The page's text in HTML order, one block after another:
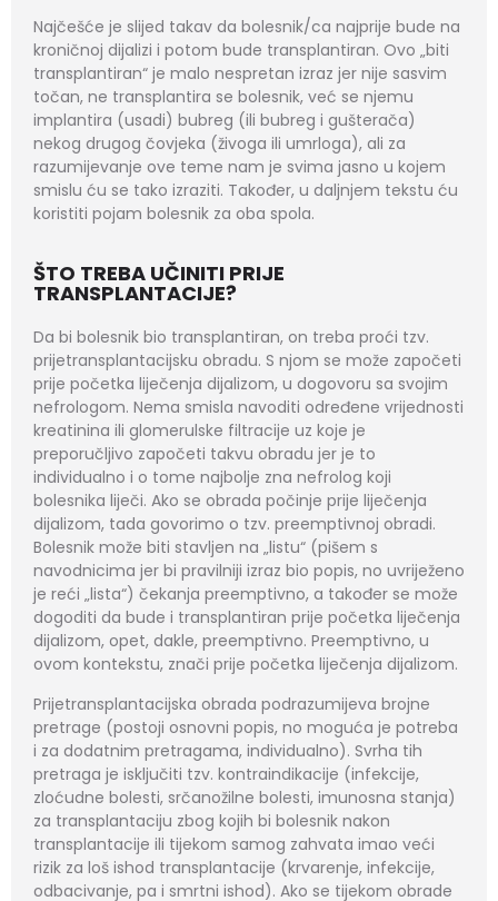
Najčešće je slijed takav da bolesnik/ca najprije bude na
kroničnoj dijalizi i potom bude transplantiran. Ovo „biti
transplantiran“ je malo nespretan izraz jer nije sasvim
točan, ne transplantira se bolesnik, već se njemu
implantira (usadi) bubreg (ili bubreg i gušterača)
nekog drugog čovjeka (živoga ili umrloga), ali za
razumijevanje ove teme nam je svima jasno u kojem
smislu ću se tako izraziti. Također, u daljnjem tekstu ću
koristiti pojam bolesnik za oba spola.
ŠTO TREBA UČINITI PRIJE
TRANSPLANTACIJE?
Da bi bolesnik bio transplantiran, on treba proći tzv.
prijetransplantacijsku obradu. S njom se može započeti
prije početka liječenja dijalizom, u dogovoru sa svojim
nefrologom. Nema smisla navoditi određene vrijednosti
kreatinina ili glomerulske filtracije uz koje je
preporučljivo započeti takvu obradu jer je to
individualno i o tome najbolje zna nefrolog koji
bolesnika liječi. Ako se obrada počinje prije liječenja
dijalizom, tada govorimo o tzv. preemptivnoj obradi.
Bolesnik može biti stavljen na „listu“ (pišem s
navodnicima jer bi pravilniji izraz bio popis, no uvriježeno
je reći „lista“) čekanja preemptivno, a također se može
dogoditi da bude i transplantiran prije početka liječenja
dijalizom, opet, dakle, preemptivno. Preemptivno, u
ovom kontekstu, znači prije početka liječenja dijalizom.
Prijetransplantacijska obrada podrazumijeva brojne
pretrage (postoji osnovni popis, no moguća je potreba
i za dodatnim pretragama, individualno). Svrha tih
pretraga je isključiti tzv. kontraindikacije (infekcije,
zloćudne bolesti, srčanožilne bolesti, imunosna stanja)
za transplantaciju zbog kojih bi bolesnik nakon
transplantacije ili tijekom samog zahvata imao veći
rizik za loš ishod transplantacije (krvarenje, infekcije,
odbacivanje, pa i smrtni ishod). Ako se tijekom obrade